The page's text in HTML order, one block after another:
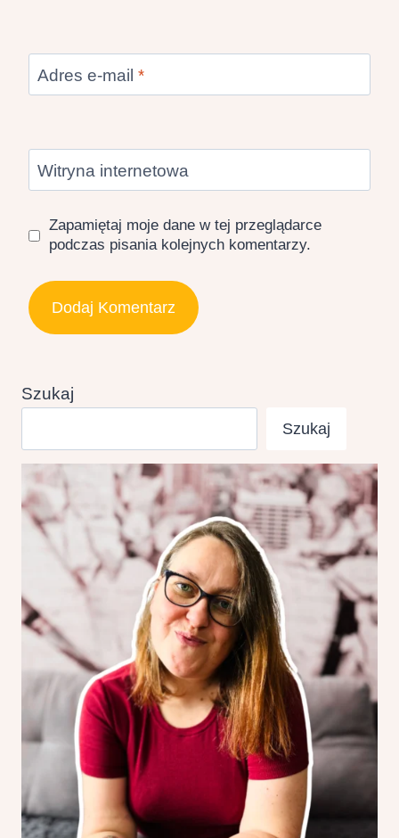
Adres e-mail *
Witryna internetowa
Zapamiętaj moje dane w tej przeglądarce
podczas pisania kolejnych komentarzy.
Szukaj
Szukaj